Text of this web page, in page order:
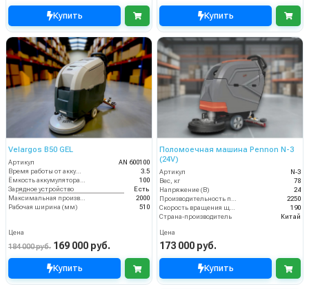
Купить Купить
Velargos B50 GEL
Артикул
AN 600100
Время работы от аккумуляторов (ч)
3.5
Ёмкость аккумулятора (Ач)
100
Зарядное устройство
Есть
Максимальная производительность (кв.м/час)
2000
Рабочая ширина (мм)
510
Цена
184 000 руб. 169 000 руб.
Купить
Поломоечная машина Pennon N-3
(24V)
Артикул
N-3
Вес, кг
78
Напряжение (В)
24
Производительность по площади (м2/ч)
2250
Скорость вращения щётки (об/мин)
190
Страна-производитель
Китай
Цена
173 000 руб.
Купить